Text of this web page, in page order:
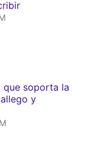
que soporta la
y